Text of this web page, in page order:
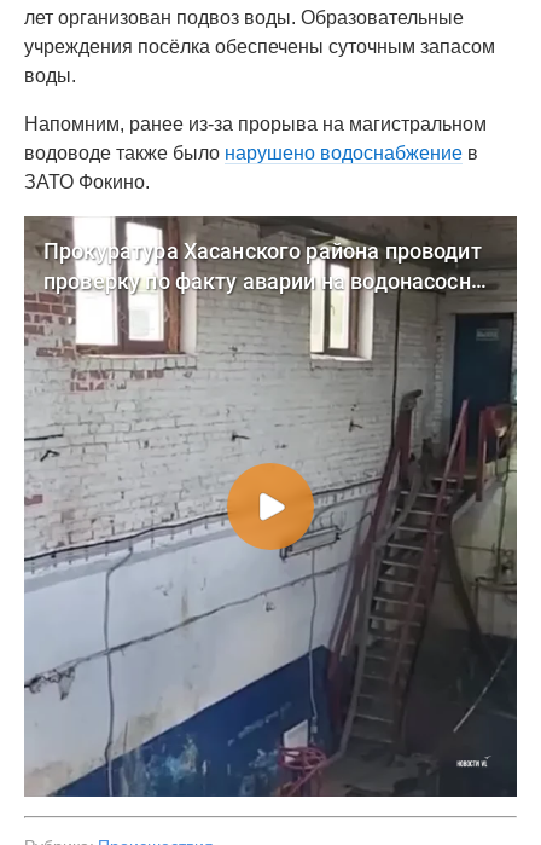
лет организован подвоз воды. Образовательные
учреждения посёлка обеспечены суточным запасом
воды.
Напомним, ранее из-за прорыва на магистральном
водоводе также было нарушено водоснабжение в
ЗАТО Фокино.